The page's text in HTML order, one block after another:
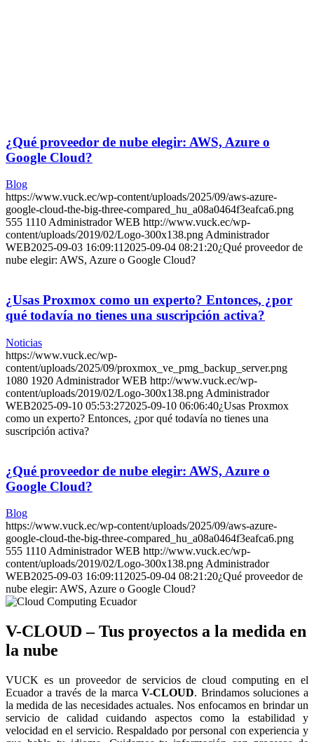
¿Qué proveedor de nube elegir: AWS, Azure o
Google Cloud?
Blog
https://www.vuck.ec/wp-content/uploads/2025/09/aws-azure-
google-cloud-the-big-three-compared_hu_a08a0464f3eafca6.png
555 1110Administrador WEB http://www.vuck.ec/wp-
content/uploads/2019/02/Logo-300x138.pngAdministrador
WEB2025-09-03 16:09:112025-09-04 08:21:20¿Qué proveedor de
nube elegir: AWS, Azure o Google Cloud?
¿Usas Proxmox como un experto? Entonces, ¿por
qué todavía no tienes una suscripción activa?
Noticias
https://www.vuck.ec/wp-
content/uploads/2025/09/proxmox_ve_pmg_backup_server.png
1080 1920 Administrador WEB http://www.vuck.ec/wp-
content/uploads/2019/02/Logo-300x138.png Administrador
WEB2025-09-10 05:53:272025-09-10 06:06:40¿Usas Proxmox
como un experto? Entonces, ¿por qué todavía no tienes una
suscripción activa?
¿Qué proveedor de nube elegir: AWS, Azure o
Google Cloud?
Blog
https://www.vuck.ec/wp-content/uploads/2025/09/aws-azure-
google-cloud-the-big-three-compared_hu_a08a0464f3eafca6.png
555 1110 Administrador WEB http://www.vuck.ec/wp-
content/uploads/2019/02/Logo-300x138.png Administrador
WEB2025-09-03 16:09:11 2025-09-04 08:21:20¿Qué proveedor de
nube elegir: AWS, Azure o Google Cloud?
V-CLOUD – Tus proyectos a la medida en
la nube
VUCK es un proveedor de servicios de cloud computing en el
Ecuador a través de la marcaV-CLOUD. Brindamos soluciones a
la medida de las necesidades actuales. Nos enfocamos en brindar un
servicio de calidad cuidando aspectos como la estabilidad y
velocidad en el servicio. Respaldado por personal con experiencia y